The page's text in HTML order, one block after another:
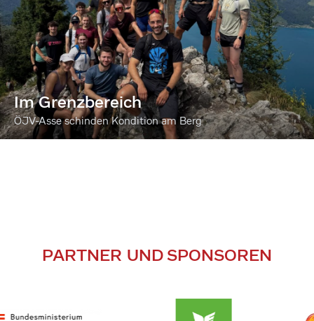
Im Grenzbereich
ÖJV-Asse schinden Kondition am Berg
PARTNER UND SPONSOREN